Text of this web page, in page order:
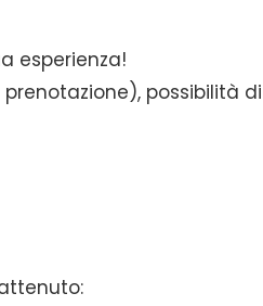
esperienza!
possibilità di